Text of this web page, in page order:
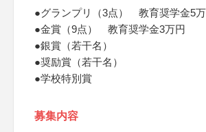
●グランプリ（3点） 教育奨学金5
●金賞（9点） 教育奨学金3万円
●銀賞（若干名）
●奨励賞（若干名）
●学校特別賞
募集内容